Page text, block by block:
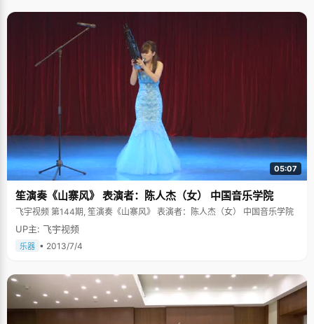
开始，曹飞就不断的参加各种学科竞赛，数学、化学、物理等等，在初中的
最后一年，曹飞发愤努力了一年，在最后的中考中，终于以县第一名的成绩
考入了重庆市第一中学，这可是曹飞从小到大最好的成绩了。 不过紧接着，
曹飞就接到了一个不合格的通知单。在入学考试中，曹飞考了100多名，这
个成绩给了曹飞重重的一击，也让高中的班主任老师对这个孩子感到迟疑，
他甚至打电话给曹飞初中的班主任老师了解曹飞的学习情况。&quot;从第一
名到100多名，差别太大了，当时我真有点受不了。&quot;排名的超低和老
师的怀疑让曹飞感到一种从未有过的耻辱感，从此，曹飞开始&quot;特别玩
命&quot;的学习，努力了一年之后，终于又考上了年级的第一名。 独木桥是
无可奈何的选择，状元是意外的惊喜 虽然曹飞在高考的时候拿了第一名，但
这不是他的初衷，他原本想通过竞赛取得学校保送的名额，轻轻松松上了清
华北大。但因为一次奥赛的失利，他失去了保送的名额，&quot;那天班主任
老师告诉我，我不能被保送的时候，我感到一种轰然天蹋的感觉，自己私下
大哭了一场。&quot;说到这里，曹飞害羞的吐了下舌头，率真的性情表露无
不断参加数学竞赛的缘故，曹飞偏科很厉害，语文更是出奇的差，在高考的
最后四个月，曹飞开始发挥自己刚入学时候的那种&quot;拼命&quot;精神来
学习，每天晚上抽出一节课的时间请老师为自己补习语文，周末的时候一个
人在寝室学习，&quot;补语文都补到恶心的地步了，不过为了高考只能坚
持。&quot;在最后的高考中，曹飞还拿到了120多分的成绩，虽然不是很高
分，但曹飞已经很满意了。 在从同学口中得知自己是状元的时候，曹飞激动
努力学习，让父母过上幸福的生活 曹飞的家庭情况不是很好，父母都是农
民，自从&quot;农转非&quot;以后，就没有了固定的收入，高中的三年，重
庆一中免去了曹飞的全部学杂费，并提供一定的补助，让曹飞顺利度过了高
中的学习生活。 虽然曹飞爸妈的文化程度不高，但是他们从小就教育曹飞要
05:07
笙演奏《山寨风》 表演者：陈人杰（女） 中国音乐学院
飞宇视频 第144期, 笙演奏《山寨风》 表演者：陈人杰（女） 中国音乐学院
UP主: 飞宇视频
乐器 • 2013/7/4